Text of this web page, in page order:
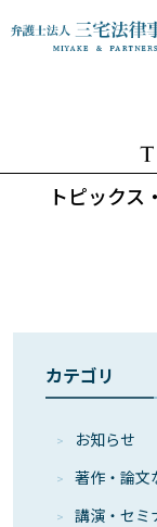
トピックス
カテゴリ
お知らせ
著作・論⽂
講演・セミ